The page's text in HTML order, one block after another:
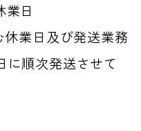
日
業日及び発送業務
に順次発送させて